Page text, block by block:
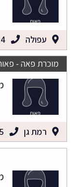
עפולה
מוכרת פאה -
רמת גן